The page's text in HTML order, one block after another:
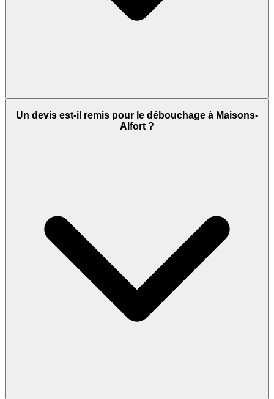
Un devis est-il remis pour le débouchage à Maisons-
Alfort ?